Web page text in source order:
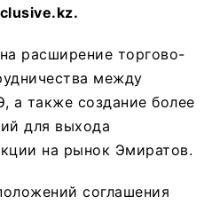
расширение торгово-
между
а также создание более
для выхода
на рынок Эмиратов.
соглашения